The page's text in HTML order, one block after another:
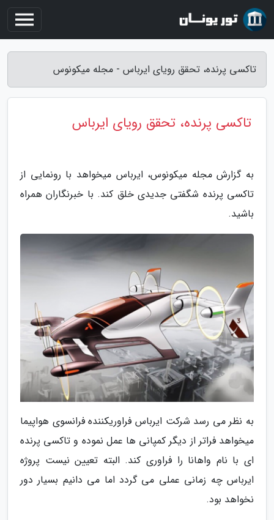
تاکسی پرنده، تحقق رویای ایرباس - مجله میکونوس
تاکسی پرنده، تحقق رویای ایرباس
به گزارش مجله میکونوس، ایرباس میخواهد با رونمایی از
تاکسی پرنده شگفتی جدیدی خلق کند. با خبرنگاران همراه
باشید.
به نظر می رسد شرکت ایرباس فراوریکننده فرانسوی هواپیما
میخواهد فراتر از دیگر کمپانی ها عمل نموده و تاکسی پرنده
ای با نام واهانا را فراوری کند. البته تعیین نیست پروژه
ایرباس چه زمانی عملی می گردد اما می دانیم بسیار دور
نخواهد بود.